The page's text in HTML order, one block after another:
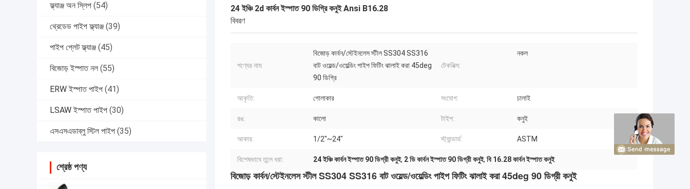
ফ্ল্যাঞ্জ অন স্লিপ (54)
থ্রেডেড পাইপ ফ্ল্যাঞ্জ (39)
পাইপ প্লেট ফ্ল্যাঞ্জ (45)
বিজোড় ইস্পাত নল (55)
ERW ইস্পাত পাইপ (41)
LSAW ইস্পাত পাইপ (30)
এসএসএডাব্লু স্টিল পাইপ (35)
শ্রেষ্ঠ পণ্য
24 ইঞ্চি 2d কার্বন ইস্পাত 90 ডিগ্রি কনুই Ansi B16.28
বিবরণ
পণ্যের নাম:
বিজোড় কার্বন/স্টেইনলেস স্টীল SS304 SS316
বাট ওয়েল্ড/ওয়েল্ডিং পাইপ ফিটিং ঝালাই করা 45deg
90 ডিগ্রি
টেকনিক্স:
নকল
আকৃতি: গোলাকার সংযোগ: ঢালাই
রঙ: কালো টাইপ: কনুই
আকার: 1/2"~24" স্ট্যান্ডার্ড: ASTM
বিশেষভাবে তুলে ধরা: 24 ইঞ্চি কার্বন ইস্পাত 90 ডিগ্রী কনুই, 2 ডি কার্বন ইস্পাত 90 ডিগ্রী কনুই, বি 16.28 কার্বন ইস্পাত কনুই
বিজোড় কার্বন/স্টেইনলেস স্টীল SS304 SS316 বাট ওয়েল্ড/ওয়েল্ডিং পাইপ ফিটিং ঝালাই করা 45deg 90 ডিগ্রী কনুই